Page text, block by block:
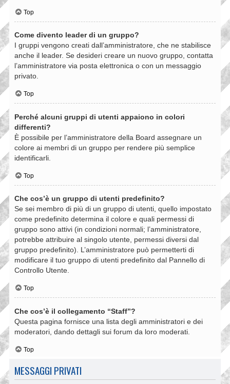
Top
Come divento leader di un gruppo?
I gruppi vengono creati dall’amministratore, che ne stabilisce
anche il leader. Se desideri creare un nuovo gruppo, contatta
l’amministratore via posta elettronica o con un messaggio
privato.
Top
Perché alcuni gruppi di utenti appaiono in colori
differenti?
È possibile per l’amministratore della Board assegnare un
colore ai membri di un gruppo per rendere più semplice
identificarli.
Top
Che cos’è un gruppo di utenti predefinito?
Se sei membro di più di un gruppo di utenti, quello impostato
come predefinito determina il colore e quali permessi di
gruppo sono attivi (in condizioni normali; l’amministratore,
potrebbe attribuire al singolo utente, permessi diversi dal
gruppo predefinito). L’amministratore può permetterti di
modificare il tuo gruppo di utenti predefinito dal Pannello di
Controllo Utente.
Top
Che cos’è il collegamento “Staff”?
Questa pagina fornisce una lista degli amministratori e dei
moderatori, dando dettagli sui forum da loro moderati.
Top
MESSAGGI PRIVATI